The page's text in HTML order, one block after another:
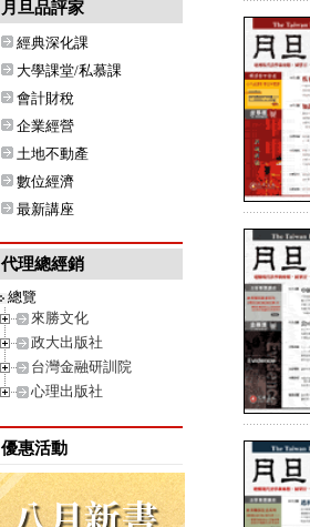
月旦品評家
經典深化課
大學課堂/私慕課
會計財稅
企業經營
土地不動產
數位經濟
最新講座
代理總經銷
總覽
來勝文化
政大出版社
台灣金融研訓院
心理出版社
優惠活動